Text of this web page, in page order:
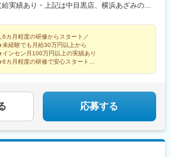
山市昭和町1-320 佐古ビル1階・高山駅より徒
イツ1F・あざみ野駅より徒歩2分■買取大吉 中
黒区上目黒1-17-8 細田ビル1F・中目黒駅より
※直行直帰OK■勤務エリアは全国一都三県を
パーマーケットや商業施設、ホームセンター
のお仕事です。
実績あり・上記は中目黒店、横浜あざみの店
＋各種手当になります。※給与は経験・能力を
す。＼豊かな経験をお持ちの方は優遇／◇月
インセンティブ＋各種手当※給与は経験・能
します。【年収例】年収1200万円／入社3年
月50万円以上年収550万円／入社1年目／イン
6カ月程度の研修からスタート／
経験でも月給30万円以上から
ンセン月100万円以上の実績あり
カ月程度の研修で安心スタート
応募する